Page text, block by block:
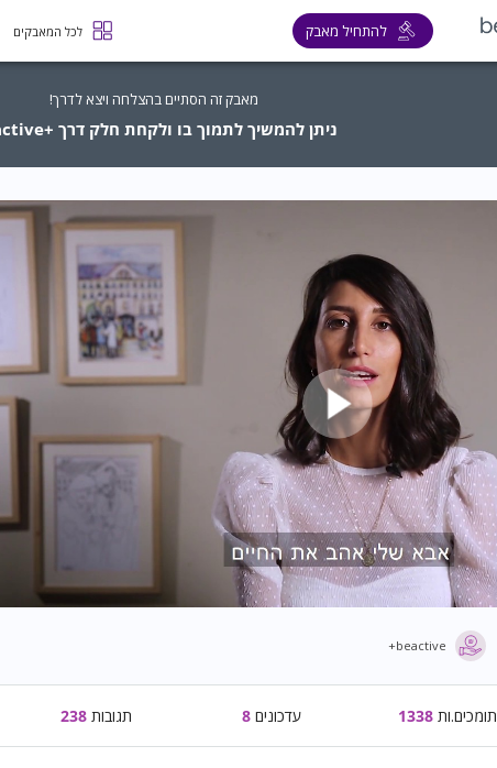
להתחיל מאבק לכל המאבקים
מאבק זה הסתיים בהצלחה ויצא לדרך!
ניתן להמשיך לתמוך בו ולקחת חלק דרך +beactive
beactive+
תומכים.ות 1338 עדכונים 8 תגובות 238